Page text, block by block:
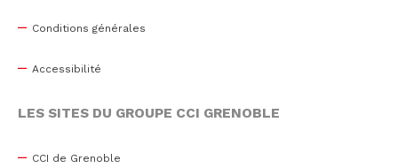
Conditions générales
Accessibilité
LES SITES DU GROUPE CCI GRENOBLE
CCI de Grenoble